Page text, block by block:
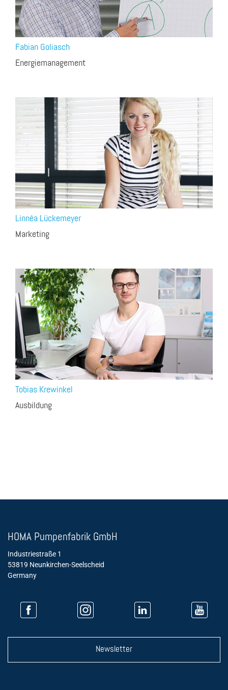
Fabian Goliasch
Energiemanagement
Linnéa Lückemeyer
Marketing
Tobias Krewinkel
Ausbildung
HOMA Pumpenfabrik GmbH
Industriestraße 1
53819 Neunkirchen-Seelscheid
Germany
Newsletter